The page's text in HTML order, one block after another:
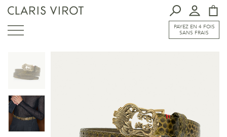
PAYEZ EN 4 FOIS
SANS FRAIS